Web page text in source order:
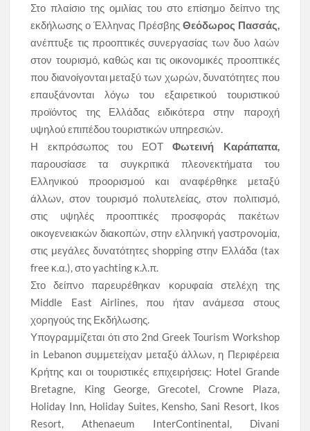
Στο πλαίσιο της ομιλίας του στο επίσημο δείπνο της
εκδήλωσης ο Έλληνας Πρέσβης Θεόδωρος Πασσάς,
ανέπτυξε τις προοπτικές συνεργασίας των δυο λαών
στον τουρισμό, καθώς και τις οικονομικές προοπτικές
που διανοίγονται μεταξύ των χωρών, δυνατότητες που
επαυξάνονται λόγω του εξαιρετικού τουριστικού
προϊόντος της Ελλάδας ειδικότερα στην παροχή
υψηλού επιπέδου τουριστικών υπηρεσιών.
Η εκπρόσωπος του ΕΟΤΦωτεινή Καράπαπα,
παρουσίασε τα συγκριτικά πλεονεκτήματα του
Ελληνικού προορισμού και αναφέρθηκε μεταξύ
άλλων, στον τουρισμό πολυτελείας, στον πολιτισμό,
στις υψηλές προοπτικές προσφοράς πακέτων
οικογενειακών διακοπών, στην ελληνική γαστρονομία,
στις μεγάλες δυνατότητες shopping στην Ελλάδα (tax
free κ.α.), στο yachting κ.λ.π.
Στο δείπνο παρευρέθηκαν κορυφαία στελέχη της
Middle East Airlines, που ήταν ανάμεσα στους
χορηγούς της Εκδήλωσης.
Υπογραμμίζεται ότι στο 2nd Greek Tourism Workshop
in Lebanon συμμετείχαν μεταξύ άλλων, η Περιφέρεια
Κρήτης και οι τουριστικές επιχειρήσεις: Hotel Grande
Bretagne, King George, Grecotel, Crowne Plaza,
Holiday Inn, Holiday Suites, Kensho, Sani Resort, Ikos
Resort, Athenaeum InterContinental, Divani